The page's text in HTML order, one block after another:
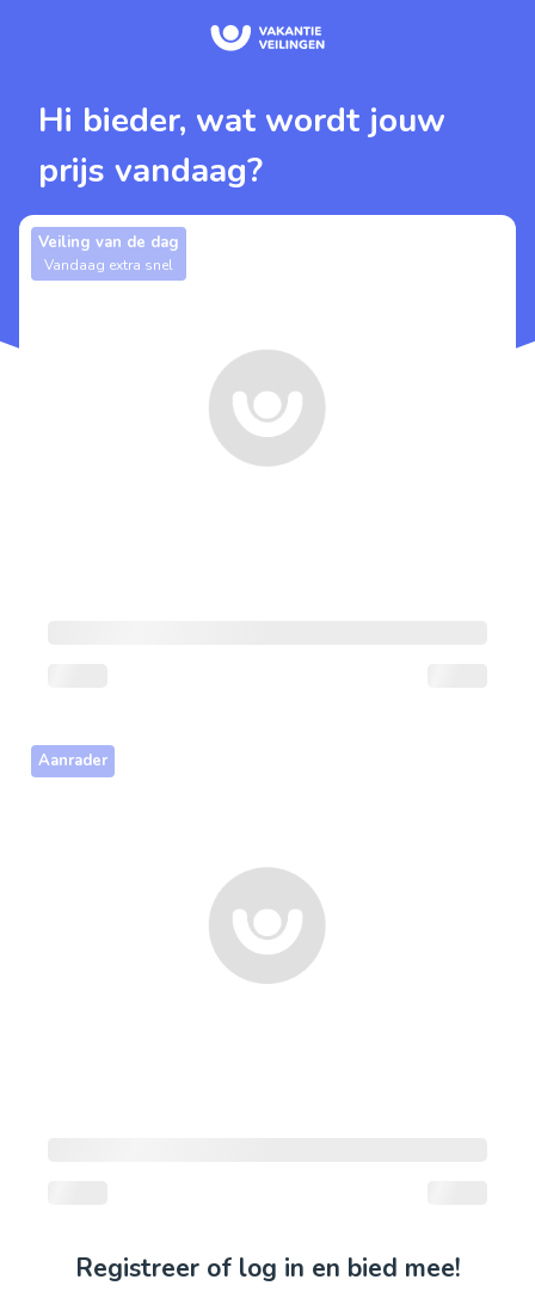
Hi bieder, wat wordt jouw
prijs vandaag?
Veiling van de dag
Vandaag extra snel
Aanrader
Registreer of log in en bied mee!